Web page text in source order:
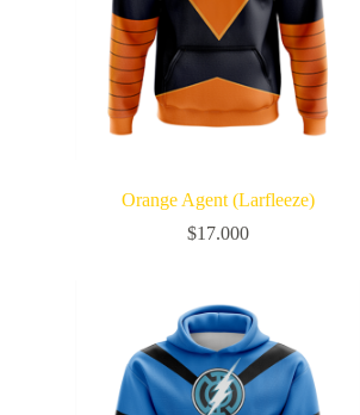
Orange Agent (Larfleeze)
$17.000